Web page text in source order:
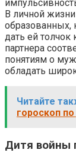
В личной
образованных,
дать ей толчок
партнера
понятиям о
обладать
Читайте
гороскоп
Дитя войны